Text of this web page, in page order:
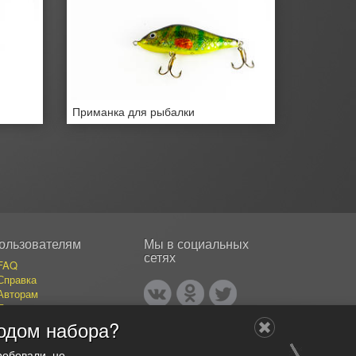
Приманка для рыбалки
авторы
Мы в социальных
сетях
набора?